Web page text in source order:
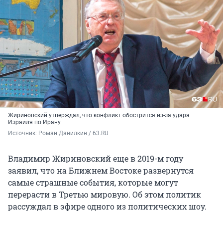
Жириновский утверждал, что конфликт обострится из-за удара
Израиля по Ирану
Источник: Роман Данилкин / 63.RU
Владимир Жириновский еще в 2019-м году
заявил, что на Ближнем Востоке развернутся
самые страшные события, которые могут
перерасти в Третью мировую. Об этом политик
рассуждал в эфире одного из политических шоу.